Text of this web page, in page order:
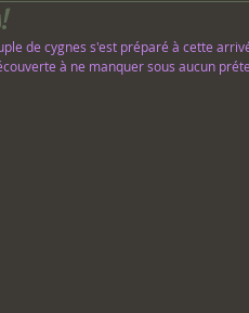
de cygnes s'est préparé à cette
à ne manquer sous aucun